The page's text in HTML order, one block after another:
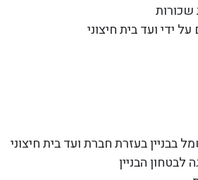
שכורות
על ידי ועד בית חיצוני
בבניין בעזרת חברת ועד בית חיצוני
לבטחון הבניין